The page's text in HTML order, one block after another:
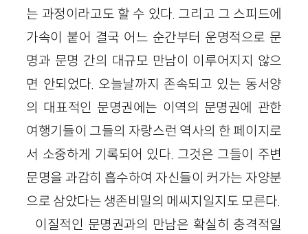
는 과정이라고도 할 수 있다. 그리고 그 스피드에
가속이 붙어 결국 어느 순간부터 운명적으로 문
명과 문명 간의 대규모 만남이 이루어지지 않으
면 안되었다. 오늘날까지 존속되고 있는 동서양
의 대표적인 문명권에는 이역의 문명권에 관한
여행기들이 그들의 자랑스런 역사의 한 페이지로
서 소중하게 기록되어 있다. 그것은 그들이 주변
문명을 과감히 흡수하여 자신들이 커가는 자양분
으로 삼았다는 생존비밀의 메씨지일지도 모른다.
이질적인 문명권과의 만남은 확실히 충격적일